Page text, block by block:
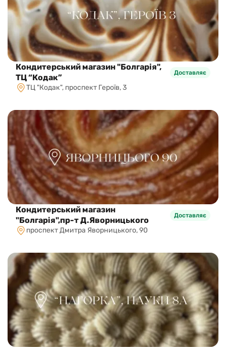
Кондитерський магазин "Болгарія",
ТЦ “Кодак”
Доставляє
ТЦ "Кодак", проспект Героїв, 3
Кондитерський магазин
"Болгарія",пр-т Д.Яворницького
Доставляє
проспект Дмитра Яворницького, 90